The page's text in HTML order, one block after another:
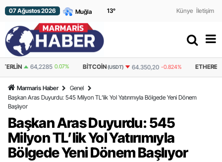
07 Ağustos 2026 13° Künye İletişim
BITCOIN (USDT) 64.350,20 -0.824% ETHEREUM(USDT) 1.906,83 -0.348%
Marmaris Haber
Genel
Başkan Aras Duyurdu: 545 Milyon TL’lik Yol Yatırımıyla Bölgede Yeni Dönem
Başlıyor
Başkan Aras Duyurdu: 545
Milyon TL’lik Yol Yatırımıyla
Bölgede Yeni Dönem Başlıyor